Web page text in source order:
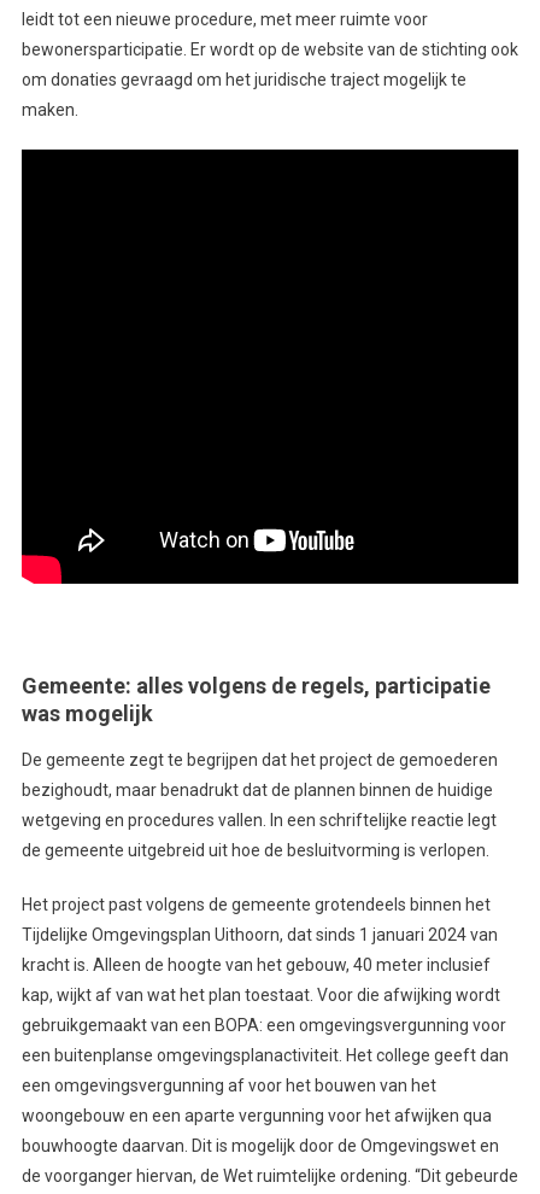
leidt tot een nieuwe procedure, met meer ruimte voor
bewonersparticipatie. Er wordt op de website van de stichting ook
om donaties gevraagd om het juridische traject mogelijk te
maken.
Gemeente: alles volgens de regels, participatie
was mogelijk
De gemeente zegt te begrijpen dat het project de gemoederen
bezighoudt, maar benadrukt dat de plannen binnen de huidige
wetgeving en procedures vallen. In een schriftelijke reactie legt
de gemeente uitgebreid uit hoe de besluitvorming is verlopen.
Het project past volgens de gemeente grotendeels binnen het
Tijdelijke Omgevingsplan Uithoorn, dat sinds 1 januari 2024 van
kracht is. Alleen de hoogte van het gebouw, 40 meter inclusief
kap, wijkt af van wat het plan toestaat. Voor die afwijking wordt
gebruikgemaakt van een BOPA: een omgevingsvergunning voor
een buitenplanse omgevingsplanactiviteit. Het college geeft dan
een omgevingsvergunning af voor het bouwen van het
woongebouw en een aparte vergunning voor het afwijken qua
bouwhoogte daarvan. Dit is mogelijk door de Omgevingswet en
de voorganger hiervan, de Wet ruimtelijke ordening. “Dit gebeurde